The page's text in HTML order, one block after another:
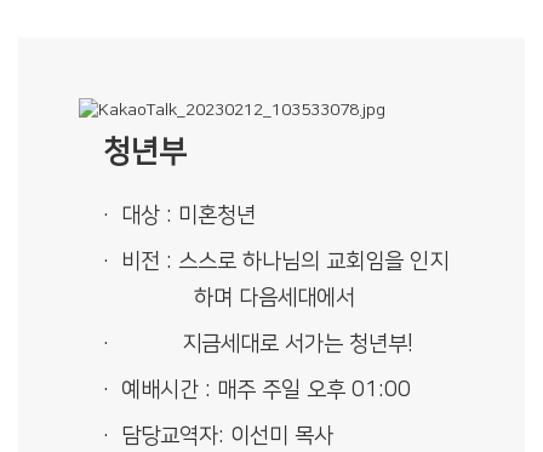
청년부
대상 : 미혼청년
비전 : 스스로 하나님의 교회임을 인지
하며 다음세대에서
지금세대로 서가는 청년부!
예배시간 : 매주 주일 오후 01:00
담당교역자: 이선미 목사